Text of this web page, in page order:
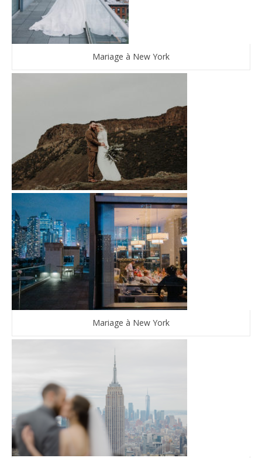
Mariage à New York
Mariage à New York